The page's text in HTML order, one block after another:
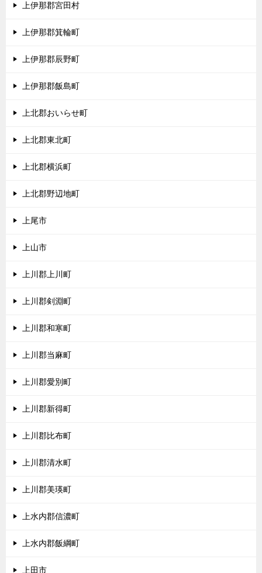
上伊那郡宮田村
上伊那郡箕輪町
上伊那郡辰野町
上伊那郡飯島町
上北郡おいらせ町
上北郡東北町
上北郡横浜町
上北郡野辺地町
上尾市
上山市
上川郡上川町
上川郡剣淵町
上川郡和寒町
上川郡当麻町
上川郡愛別町
上川郡新得町
上川郡比布町
上川郡清水町
上川郡美瑛町
上水内郡信濃町
上水内郡飯綱町
上田市